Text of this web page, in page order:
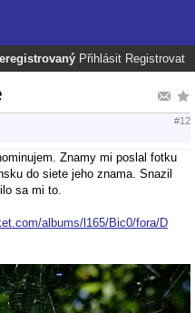
Přihlásit Registrovat
#12
Znamy mi poslal fotku
do siete jeho znama. Snazil
sa mi to.
albums/l165/Bic0/fora/D